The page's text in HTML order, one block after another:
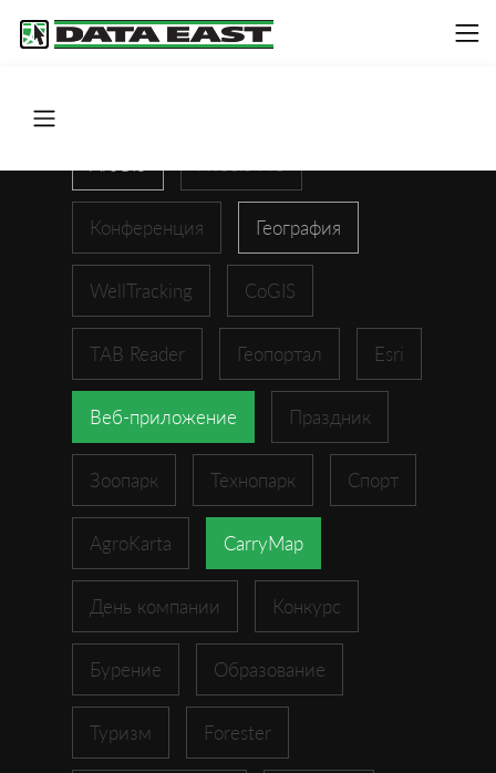
Конференция География
WellTracking CoGIS
TAB Reader Геопортал Esri
Веб-приложение Праздник
Зоопарк Технопарк Спорт
AgroKarta CarryMap
День компании Конкурс
Бурение Образование
Туризм Forester